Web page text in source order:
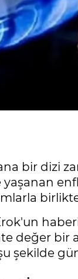
bir dizi
değer bir
şekilde